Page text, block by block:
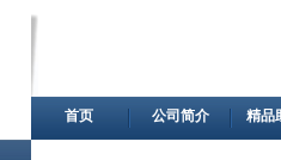
首页 公司简介 精品